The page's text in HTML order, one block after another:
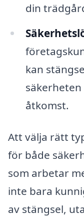
din
kan
säkerheten
åtkomst.
Att välja rätt
för både
som arbetar
inte bara
av stängsel,